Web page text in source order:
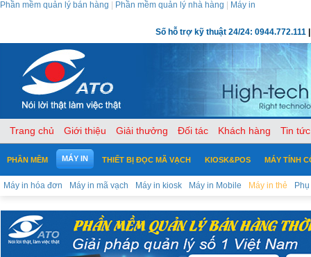
Phần mềm quản lý bán hàng Phần mềm quản lý nhà hàng Máy in
Số hỗ trợ kỹ thuật 24/24: 0944.772.111
Trang chủ Giới thiệu Giải thưởng Đối tác Khách hàng Tin tức
PHẦN MỀM MÁY IN
Máy in hóa đơn Máy in mã vạch Máy in kiosk Máy in Mobile Máy in thẻ
THIẾT BỊ ĐỌC MÃ VẠCH KIOSK&POS MÁY TÍNH